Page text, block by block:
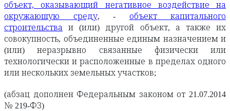
объект, оказывающий негативное воздействие на
окружающую среду, - объект капитального
строительства
и (или) другой объект, а также их
совокупность, объединенные единым назначением и
(или) неразрывно связанные физически или
технологически и расположенные в пределах одного
или нескольких земельных участков;
(абзац дополнен Федеральным законом от 21.07.2014
№ 219-ФЗ)